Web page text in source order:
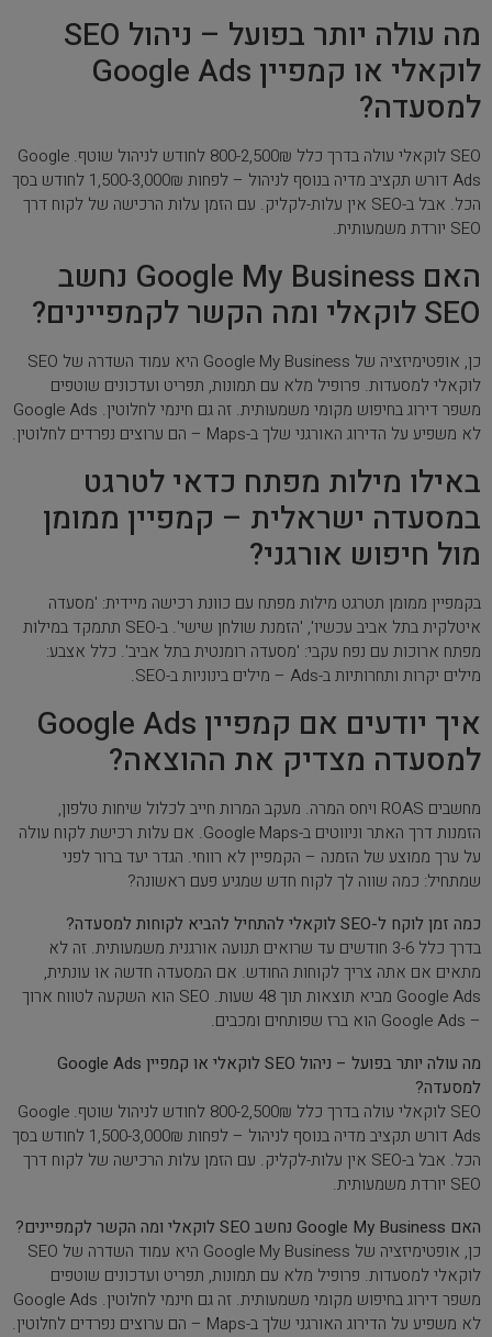
מה עולה יותר בפועל – ניהול SEO
לוקאלי או קמפיין Google Ads
למסעדה?
SEO לוקאלי עולה בדרך כלל 800-2,500₪ לחודש לניהול שוטף. Google
Ads דורש תקציב מדיה בנוסף לניהול – לפחות 1,500-3,000₪ לחודש בסך
הכל. אבל ב-SEO אין עלות-לקליק. עם הזמן עלות הרכישה של לקוח דרך
SEO יורדת משמעותית.
האם Google My Business נחשב
SEO לוקאלי ומה הקשר לקמפיינים?
כן, אופטימיזציה של Google My Business היא עמוד השדרה של SEO
לוקאלי למסעדות. פרופיל מלא עם תמונות, תפריט ועדכונים שוטפים
משפר דירוג בחיפוש מקומי משמעותית. זה גם חינמי לחלוטין. Google Ads
לא משפיע על הדירוג האורגני שלך ב-Maps – הם ערוצים נפרדים לחלוטין.
באילו מילות מפתח כדאי לטרגט
במסעדה ישראלית – קמפיין ממומן
מול חיפוש אורגני?
בקמפיין ממומן תטרגט מילות מפתח עם כוונת רכישה מיידית: 'מסעדה
איטלקית בתל אביב עכשיו', 'הזמנת שולחן שישי'. ב-SEO תתמקד במילות
מפתח ארוכות עם נפח עקבי: 'מסעדה רומנטית בתל אביב'. כלל אצבע:
מילים יקרות ותחרותיות ב-Ads – מילים בינוניות ב-SEO.
איך יודעים אם קמפיין Google Ads
למסעדה מצדיק את ההוצאה?
מחשבים ROAS ויחס המרה. מעקב המרות חייב לכלול שיחות טלפון,
הזמנות דרך האתר וניווטים ב-Google Maps. אם עלות רכישת לקוח עולה
על ערך ממוצע של הזמנה – הקמפיין לא רווחי. הגדר יעד ברור לפני
שמתחיל: כמה שווה לך לקוח חדש שמגיע פעם ראשונה?
כמה זמן לוקח ל-SEO לוקאלי להתחיל להביא לקוחות למסעדה?
בדרך כלל 3-6 חודשים עד שרואים תנועה אורגנית משמעותית. זה לא
מתאים אם אתה צריך לקוחות החודש. אם המסעדה חדשה או עונתית,
Google Ads מביא תוצאות תוך 48 שעות. SEO הוא השקעה לטווח ארוך
– Google Ads הוא ברז שפותחים ומכבים.
מה עולה יותר בפועל – ניהול SEO לוקאלי או קמפיין Google Ads
למסעדה?
SEO לוקאלי עולה בדרך כלל 800-2,500₪ לחודש לניהול שוטף. Google
Ads דורש תקציב מדיה בנוסף לניהול – לפחות 1,500-3,000₪ לחודש בסך
הכל. אבל ב-SEO אין עלות-לקליק. עם הזמן עלות הרכישה של לקוח דרך
SEO יורדת משמעותית.
האם Google My Business נחשב SEO לוקאלי ומה הקשר לקמפיינים?
כן, אופטימיזציה של Google My Business היא עמוד השדרה של SEO
לוקאלי למסעדות. פרופיל מלא עם תמונות, תפריט ועדכונים שוטפים
משפר דירוג בחיפוש מקומי משמעותית. זה גם חינמי לחלוטין. Google Ads
לא משפיע על הדירוג האורגני שלך ב-Maps – הם ערוצים נפרדים לחלוטין.